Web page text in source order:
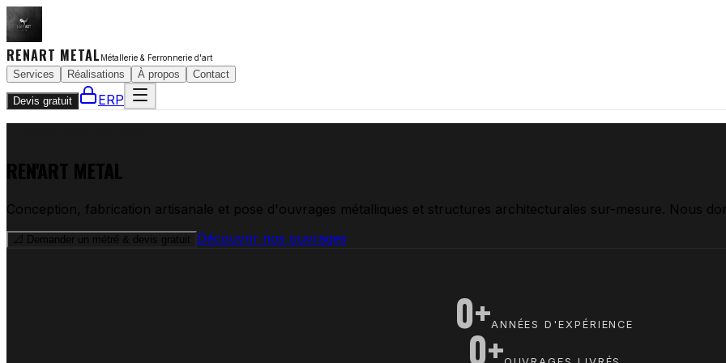
RENART METAL Métallerie & Ferronnerie d'art
Services Réalisations À propos Contact
Devis gratuit
ERP
REN'ART METAL
Conception, fabrication artisanale et pose d'ouvrages métalliques et structures architecturales sur-mesure. Nous
📐 Demander un métré & devis gratuit Découvrir nos ouvrages
0+ANNÉES D'EXPÉRIENCE
0+